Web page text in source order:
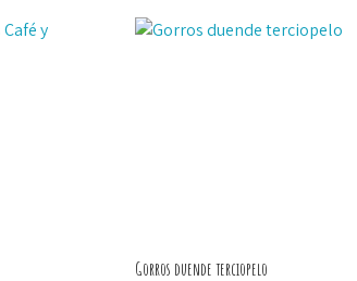
Gorros duende terciopelo